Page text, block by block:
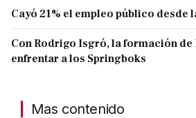
Cayó 21% el empleo público desde
Con Rodrigo Isgró, la formación de
enfrentar a los Springboks
Mas contenido